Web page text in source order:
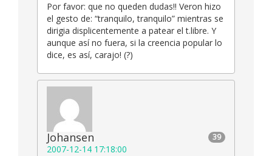
Por favor: que no queden dudas!! Veron hizo
el gesto de: “tranquilo, tranquilo” mientras se
dirigia displicentemente a patear el t.libre. Y
aunque así no fuera, si la creencia popular lo
dice, es así, carajo! (?)
39
Johansen
2007-12-14 17:18:00